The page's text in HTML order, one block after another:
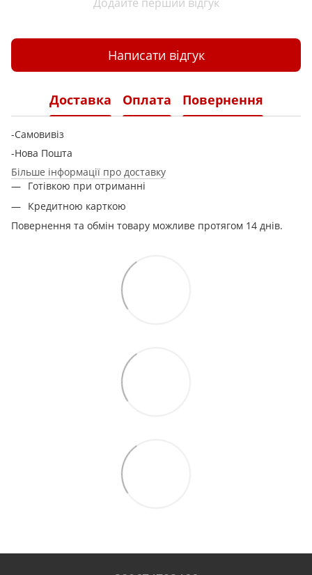
Написати відгук
Доставка Оплата Повернення
-Самовивіз
-Нова Пошта
Більше інформації про доставку
Готівкою при отриманні
Кредитною карткою
Повернення та обмін товару можливе протягом 14 днів.